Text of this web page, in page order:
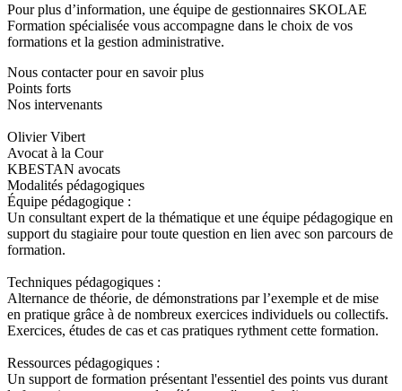
Pour plus d’information, une équipe de gestionnaires SKOLAE
Formation spécialisée vous accompagne dans le choix de vos
formations et la gestion administrative.
Nous contacter pour en savoir plus
Points forts
Nos intervenants
Olivier Vibert
Avocat à la Cour
KBESTAN avocats
Modalités pédagogiques
Équipe pédagogique :
Un consultant expert de la thématique et une équipe pédagogique en
support du stagiaire pour toute question en lien avec son parcours de
formation.
Techniques pédagogiques :
Alternance de théorie, de démonstrations par l’exemple et de mise
en pratique grâce à de nombreux exercices individuels ou collectifs.
Exercices, études de cas et cas pratiques rythment cette formation.
Ressources pédagogiques :
Un support de formation présentant l'essentiel des points vus durant